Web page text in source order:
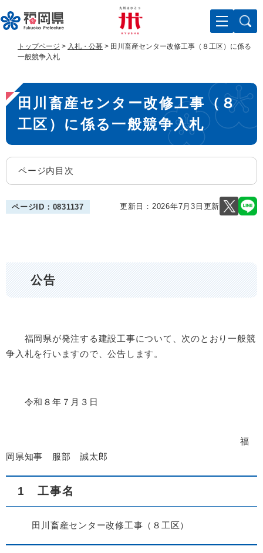
ー
ジ
す
。
ニ
ュ
し
て
へ
トップページ > 入札・公募 > 田川畜産センター改修工事（８工区）に係る
一般競争入札
本
文
田川畜産センター改修工事（８
工区）に係る一般競争入札
ページ内目次
ページID：0831137 更新日：2026年7月3日更新
公告
福岡県が発注する建設工事について、次のとおり一般競
争入札を行いますので、公告します。
令和８年７月３日
福
岡県知事 服部 誠太郎
1 工事名
田川畜産センター改修工事（８工区）